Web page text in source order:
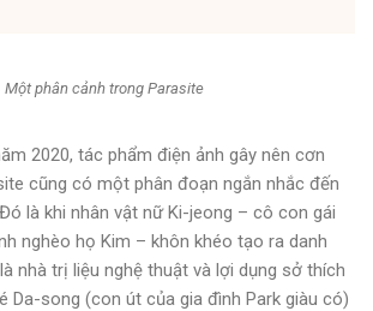
Một phân cảnh trong Parasite
2020, tác phẩm điện ảnh gây nên cơn
cũng có một phân đoạn ngắn nhắc đến
là khi nhân vật nữ Ki-jeong – cô con gái
nghèo họ Kim – khôn khéo tạo ra danh
nhà trị liệu nghệ thuật và lợi dụng sở thích
Da-song (con út của gia đình Park giàu có)